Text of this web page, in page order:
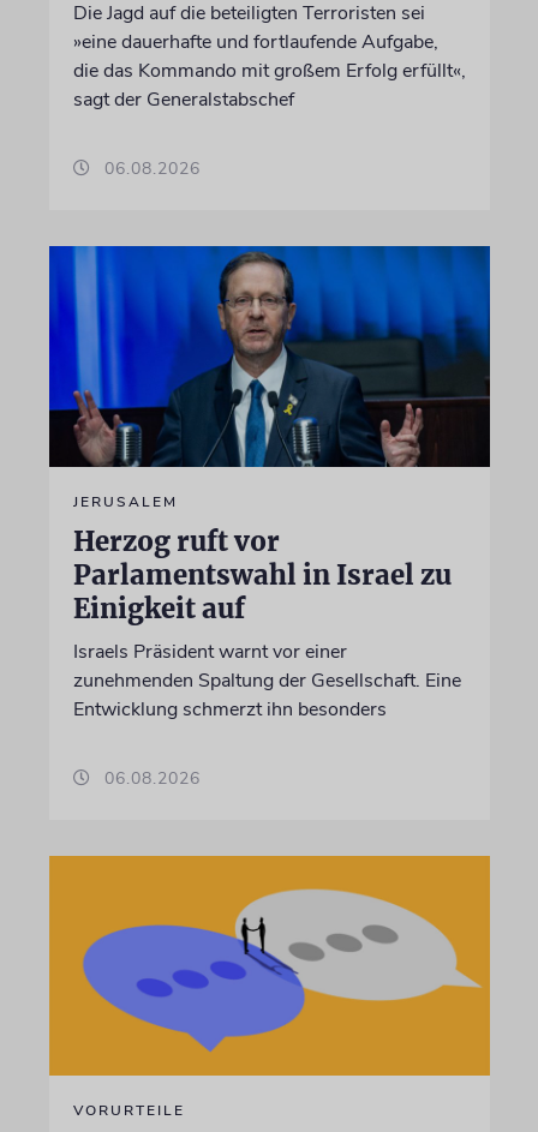
Die Jagd auf die beteiligten Terroristen sei
»eine dauerhafte und fortlaufende Aufgabe,
die das Kommando mit großem Erfolg erfüllt«,
sagt der Generalstabschef
06.08.2026
JERUSALEM
Herzog ruft vor
Parlamentswahl in Israel zu
Einigkeit auf
Israels Präsident warnt vor einer
zunehmenden Spaltung der Gesellschaft. Eine
Entwicklung schmerzt ihn besonders
06.08.2026
VORURTEILE